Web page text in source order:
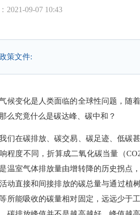
2021-09-07 10:43
策文件:
变化是人类面临的全球性问题，随着
么究竟什么是碳达峰、碳中和？
在碳排放、碳交易、碳足迹、低碳甚
程度不同，折算成二氧化碳当量（
温室气体排放量由增转降的历史拐点
动直接和间接排放的碳总量与通过植
所能吸收的碳量相对固定，远远少于